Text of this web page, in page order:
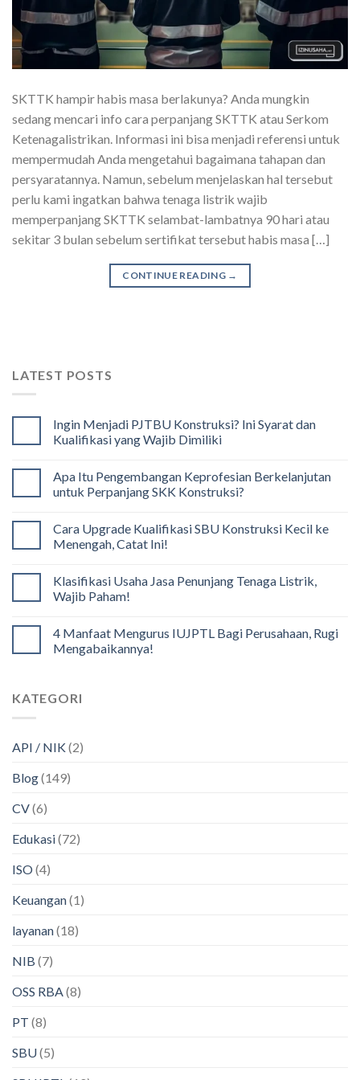
SKTTK hampir habis masa berlakunya? Anda mungkin
sedang mencari info cara perpanjang SKTTK atau Serkom
Ketenagalistrikan. Informasi ini bisa menjadi referensi untuk
mempermudah Anda mengetahui bagaimana tahapan dan
persyaratannya. Namun, sebelum menjelaskan hal tersebut
perlu kami ingatkan bahwa tenaga listrik wajib
memperpanjang SKTTK selambat-lambatnya 90 hari atau
sekitar 3 bulan sebelum sertifikat tersebut habis masa […]
CONTINUE READING →
LATEST POSTS
Ingin Menjadi PJTBU Konstruksi? Ini Syarat dan
Kualifikasi yang Wajib Dimiliki
Apa Itu Pengembangan Keprofesian Berkelanjutan
untuk Perpanjang SKK Konstruksi?
Cara Upgrade Kualifikasi SBU Konstruksi Kecil ke
Menengah, Catat Ini!
Klasifikasi Usaha Jasa Penunjang Tenaga Listrik,
Wajib Paham!
4 Manfaat Mengurus IUJPTL Bagi Perusahaan, Rugi
Mengabaikannya!
KATEGORI
API / NIK(2)
Blog(149)
CV(6)
Edukasi(72)
ISO(4)
Keuangan(1)
layanan(18)
NIB (7)
OSS RBA(8)
PT (8)
SBU(5)